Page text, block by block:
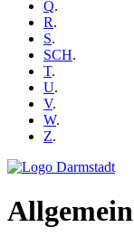
Q.
R.
S.
SCH.
T.
U.
V.
W.
Z.
Allgemein